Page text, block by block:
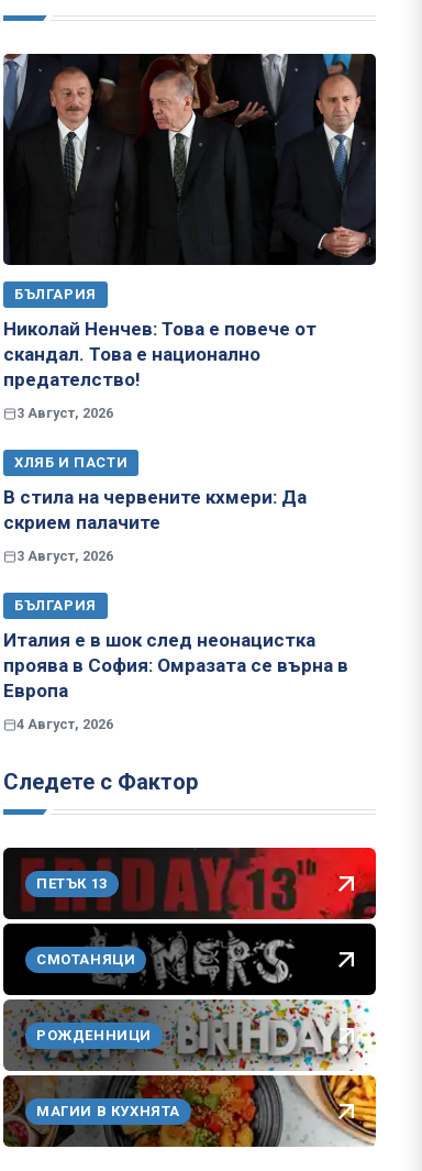
БЪЛГАРИЯ
Николай Ненчев: Това е повече от
скандал. Това е национално
предателство!
3 Август, 2026
ХЛЯБ И ПАСТИ
В стила на червените кхмери: Да
скрием палачите
3 Август, 2026
БЪЛГАРИЯ
Италия е в шок след неонацистка
проява в София: Омразата се върна в
Европа
4 Август, 2026
Следете с Фактор
ПЕТЪК 13
СМОТАНЯЦИ
РОЖДЕННИЦИ
МАГИИ В КУХНЯТА